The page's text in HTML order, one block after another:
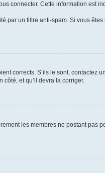
connecter. Cette information est
par un filtre anti-spam. Si vous
corrects. S’ils le sont, contactez
et qu’il devra la corriger.
les membres ne postant pas